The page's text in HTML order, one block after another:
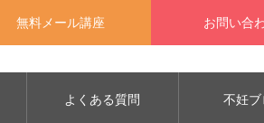
無料メール講座 お問い合
よくある質問 不妊ブ